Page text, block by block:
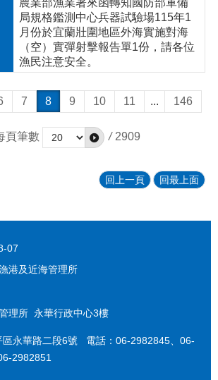
農業部漁業署來函轉知國防部軍備
局規格鑑測中心兵器試驗場115年1
月份於宜蘭壯圍地區外海實施對海
（空）實彈射擊報告單1份，請各位
漁民注意安全。
7 8 9 10 11 ... 146
頁筆數 / 2909
回上一頁 回最上面
07
港及近海管理所
理所 永華行政中心3樓
區永華路二段6號 電話：06-2982845、06-
2982851